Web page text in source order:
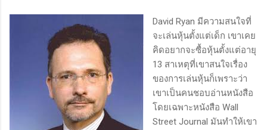
รอคอยและไม่รีบร้อนถือเป็นคุณสมบัติที่สำคัญในนักเทรด ความ
อดทนช่วยให้คุณสามารถทนต่อความผันผวนของตลาดและรอคอย
จังหวะที่ดี...
David Ryan มีความสนใจที่
จะเล่นหุ้นตั้งแต่เด็ก เขาเคย
คิดอยากจะซื้อหุ้นตั้งแต่อายุ
13 สาเหตุที่เขาสนใจเรื่อง
ของการเล่นหุ้นก็เพราะว่า
เขาเป็นคนชอบอ่านหนังสือ
โดยเฉพาะหนังสือ Wall
Street Journal มันทำให้เขา